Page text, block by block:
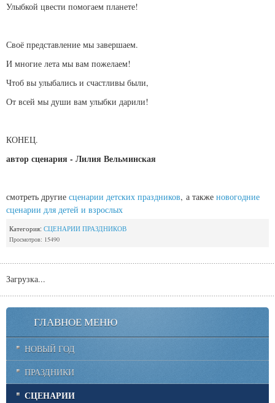
Улыбкой цвести помогаем планете!
Своё представление мы завершаем.
И многие лета мы вам пожелаем!
Чтоб вы улыбались и счастливы были,
От всей мы души вам улыбки дарили!
КОНЕЦ.
автор сценария - Лилия Вельминская
смотреть другие сценарии детских праздников, а также новогодние
сценарии для детей и взрослых
Категория: СЦЕНАРИИ ПРАЗДНИКОВ
Просмотров: 15490
Загрузка...
ГЛАВНОЕ МЕНЮ
НОВЫЙ ГОД
ПРАЗДНИКИ
СЦЕНАРИИ